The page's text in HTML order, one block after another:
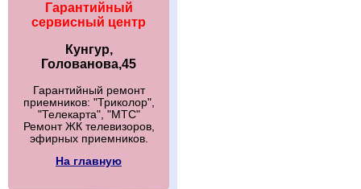
Гарантийный
сервисный центр
Кунгур,
Голованова,45
Гарантийный ремонт
приемников: "Триколор",
"Телекарта", "МТС"
Ремонт ЖК телевизоров,
эфирных приемников.
На главную